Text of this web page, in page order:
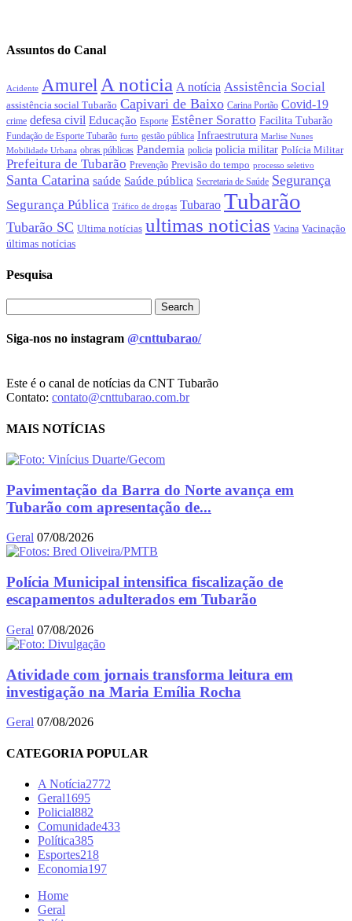
Assuntos do Canal
Acidente Amurel A noticia A notícia Assistência Social
assistência social Tubarão Capivari de Baixo Carina Portão Covid-19
crime defesa civil Educação Esporte Estêner Soratto Facilita Tubarão
Fundação de Esporte Tubarão furto gestão pública Infraestrutura Marlise Nunes
Mobilidade Urbana obras públicas Pandemia policia policia militar Polícia Militar
Prefeitura de Tubarão Prevenção Previsão do tempo processo seletivo
Santa Catarina saúde Saúde pública Secretaria de Saúde Segurança
Segurança Pública Tráfico de drogas Tubarao Tubarão
Tubarão SC Ultima notícias ultimas noticias Vacina Vacinação
últimas notícias
Pesquisa
Siga-nos no instagram @cnttubarao/
Este é o canal de notícias da CNT Tubarão
Contato: contato@cnttubarao.com.br
MAIS NOTÍCIAS
Pavimentação da Barra do Norte avança em
Tubarão com apresentação de...
Geral 07/08/2026
Polícia Municipal intensifica fiscalização de
escapamentos adulterados em Tubarão
Geral 07/08/2026
Atividade com jornais transforma leitura em
investigação na Maria Emília Rocha
Geral 07/08/2026
CATEGORIA POPULAR
A Notícia2772
Geral1695
Policial882
Comunidade433
Política385
Esportes218
Economia197
Home
Geral